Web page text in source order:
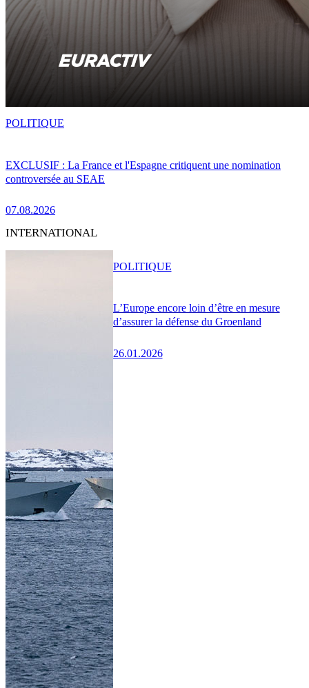
EXCLUSIF : La France et l'Espagne critiquent une nomination
controversée au SEAE
07.08.2026
POLITIQUE
INTERNATIONAL
L’Europe encore loin d’être en mesure
d’assurer la défense du Groenland
26.01.2026
POLITIQUE